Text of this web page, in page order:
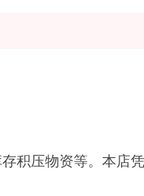
积压物资等。本店